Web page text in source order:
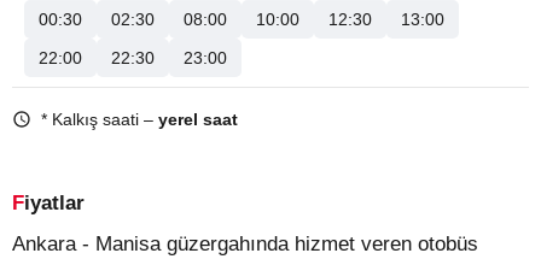
00:30 02:30 08:00 10:00 12:30
13:00
22:00
22:30 23:00
* Kalkış saati – yerel saat
Fiyatlar
Ankara - Manisa güzergahında hizmet veren otobüs